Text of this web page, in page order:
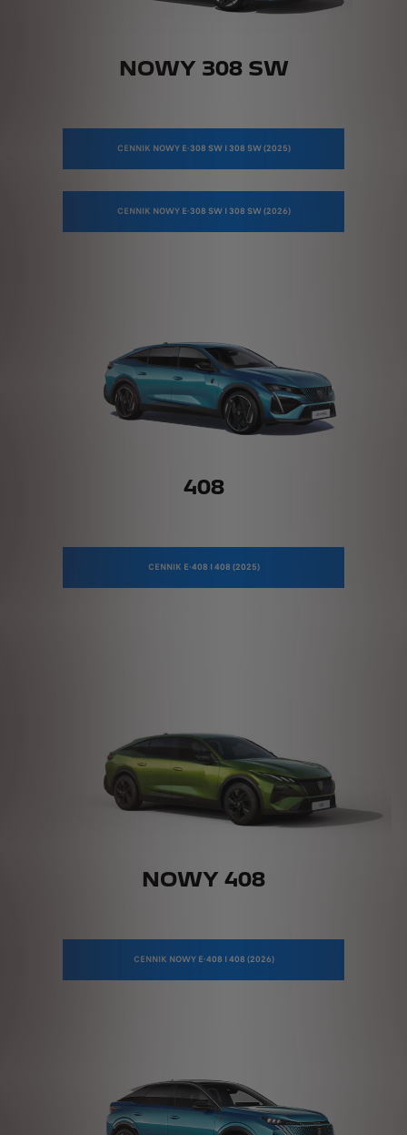
NOWY 308 SW
CENNIK NOWY E-308 SW I 308 SW (2025)
CENNIK NOWY E-308 SW I 308 SW (2026)
408
CENNIK E-408 I 408 (2025)
NOWY 408
CENNIK NOWY E-408 I 408 (2026)